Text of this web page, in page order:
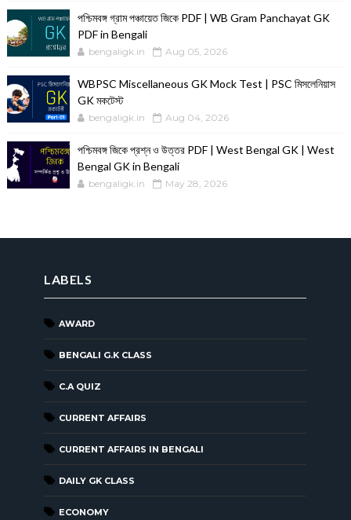
পশ্চিমবঙ্গ গ্রাম পঞ্চায়েত জিকে PDF | WB Gram Panchayat GK
PDF in Bengali
bengaligk.in Aug 05, 2026
WBPSC Miscellaneous GK Mock Test | PSC মিসলেনিয়াস
GK মকটেস্ট
bengaligk.in Aug 04, 2026
পশ্চিমবঙ্গ জিকে প্রশ্ন ও উত্তর PDF | West Bengal GK | West
Bengal GK in Bengali
bengaligk.in May 28, 2026
LABELS
AWARD
BENGALI G.K CLASS
C.A QUIZ
CURRENT AFFAIRS
CURRENT AFFAIRS IN BENGALI
DAILY GK CLASS
ECONOMY